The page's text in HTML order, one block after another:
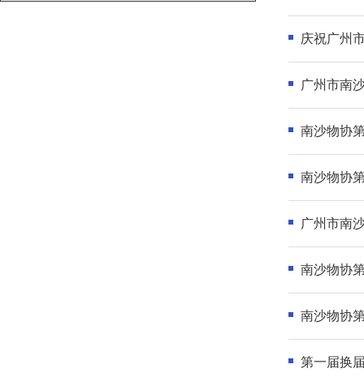
庆祝广州
广州市南
南沙物协
南沙物协
广州市南
南沙物协
南沙物协
第一届换